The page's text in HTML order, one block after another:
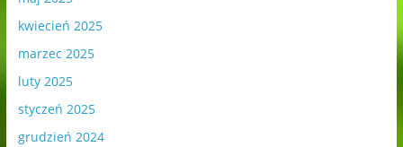
kwiecień 2025
marzec 2025
luty 2025
styczeń 2025
grudzień 2024